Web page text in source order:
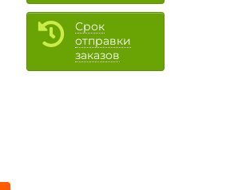
Срок
отправки
заказов